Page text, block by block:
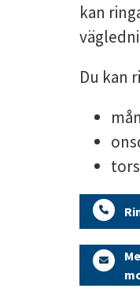
kan
Du kan